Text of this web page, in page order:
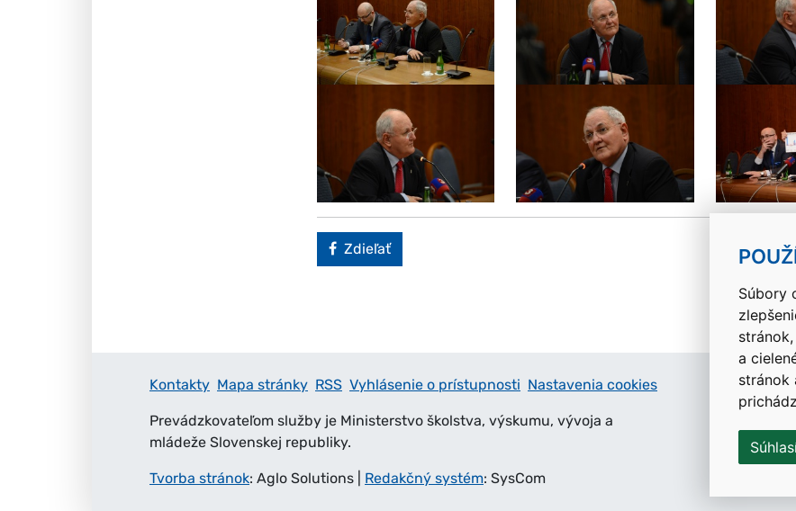
Súbory
a
stránok
Facebook
Zdieľať
Kontakty Mapa stránky RSS Vyhlásenie o prístupnosti Nastavenia cookies
Prevádzkovateľom služby je Ministerstvo školstva, výskumu, vývoja a
mládeže Slovenskej republiky.
Tvorba stránok: Aglo Solutions Redakčný systém: SysCom